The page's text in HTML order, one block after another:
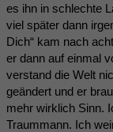
es ihn in schlechte
viel später dann
Dich“ kam nach
er dann auf einmal
verstand die Welt
geändert und er
mehr wirklich Sinn.
Traummann. Ich